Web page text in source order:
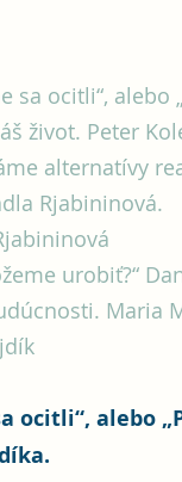
sa ocitli“,
život. Peter
alternatívy
Rjabininová.
urobiť?“
Maria
ocitli“, alebo